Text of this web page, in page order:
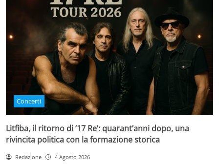
Concerti
Litfiba, il ritorno di ’17 Re’: quarant’anni dopo, una
rivincita politica con la formazione storica
Redazione 4 Agosto 2026